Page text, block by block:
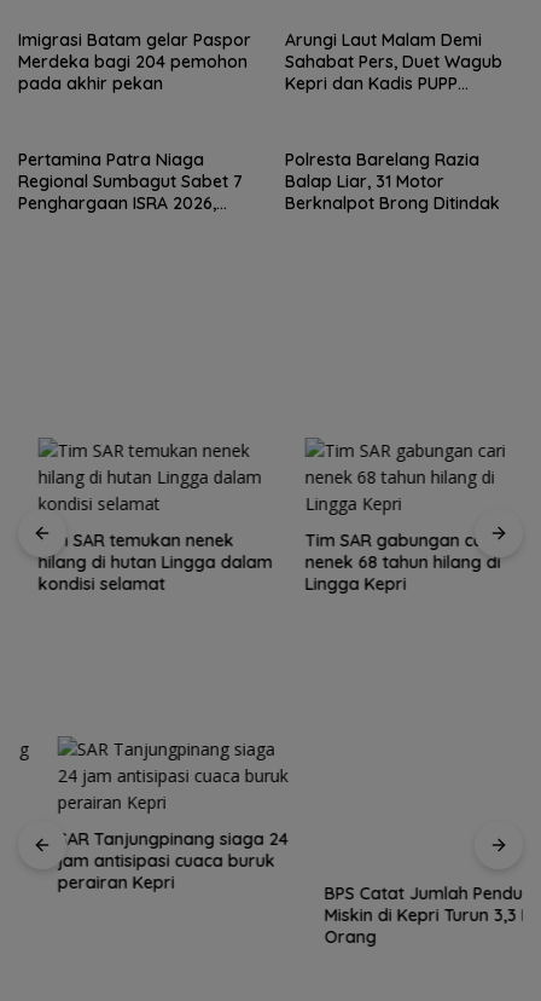
Imigrasi Batam gelar Paspor
Merdeka bagi 204 pemohon
pada akhir pekan
Arungi Laut Malam Demi
Sahabat Pers, Duet Wagub
Kepri dan Kadis PUPP
Pertamina Patra Niaga
Regional Sumbagut Sabet 7
Penghargaan ISRA 2026,
Polresta Barelang Razia
Balap Liar, 31 Motor
Berknalpot Brong Ditindak
Tim SAR temukan nenek
hilang di hutan Lingga dalam
kondisi selamat
Tim SAR gabungan cari
nenek 68 tahun hilang di
Lingga Kepri
SAR Tanjungpinang siaga 24
jam antisipasi cuaca buruk
perairan Kepri
BPS Catat Jumlah Penduduk
Orang